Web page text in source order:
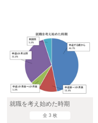
就職を考え始めた時期
全 3 枚